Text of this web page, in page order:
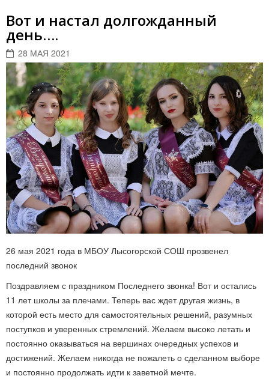
Вот и настал долгожданный
день….
28 МАЯ 2021
26 мая 2021 года в МБОУ Лысогорской СОШ прозвенел
последний звонок
Поздравляем с праздником Последнего звонка! Вот и остались
11 лет школы за плечами. Теперь вас ждет другая жизнь, в
которой есть место для самостоятельных решений, разумных
поступков и уверенных стремлений. Желаем высоко летать и
постоянно оказываться на вершинах очередных успехов и
достижений. Желаем никогда не пожалеть о сделанном выборе
и постоянно продолжать идти к заветной мечте.